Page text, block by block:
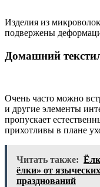
Изделия из
подвержены
Домашний
Очень часто можно
и другие элементы
пропускает
прихотливы в плане
Читать также:
ёлки» от
празднований